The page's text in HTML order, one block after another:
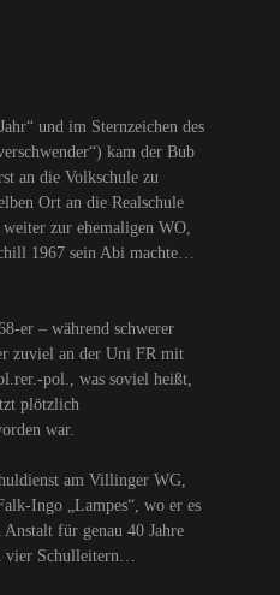
und im Sternzeichen des
kam der Bub
an die Volkschule zu
Ort an die Realschule
zur ehemaligen WO,
1967 sein Abi machte…
er – während schwerer
zuviel an der Uni FR mit
pol., was soviel heißt,
plötzlich
war.
am Villinger WG,
Ingo „Lampes“, wo er es
Anstalt für genau 40 Jahre
vier Schulleitern…